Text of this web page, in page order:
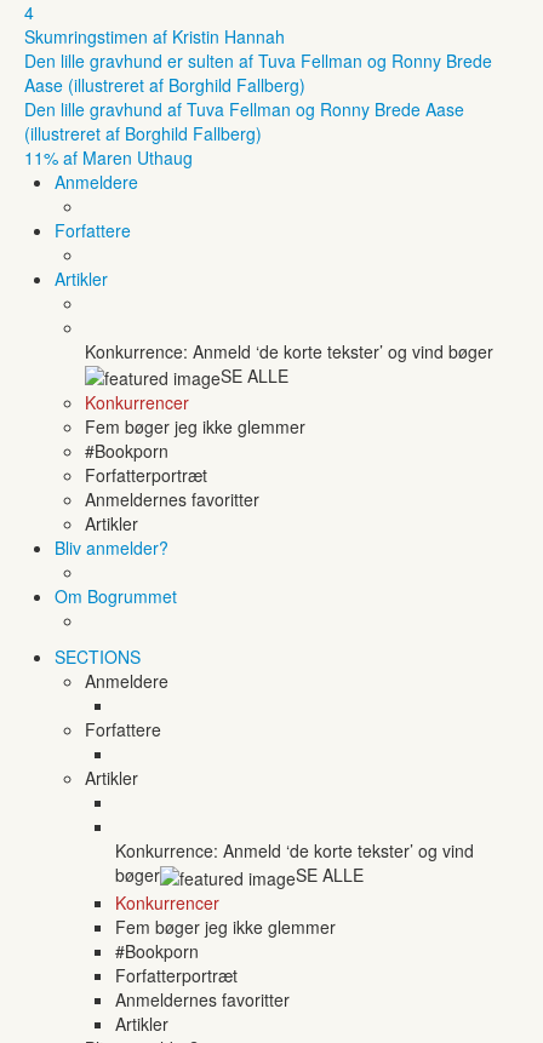
4
Skumringstimen af Kristin Hannah
Den lille gravhund er sulten af Tuva Fellman og Ronny Brede
Aase (illustreret af Borghild Fallberg)
Den lille gravhund af Tuva Fellman og Ronny Brede Aase
(illustreret af Borghild Fallberg)
11% af Maren Uthaug
Anmeldere
Forfattere
Artikler
Konkurrence: Anmeld ‘de korte tekster’ og vind bøger
SE ALLE
Konkurrencer
Fem bøger jeg ikke glemmer
#Bookporn
Forfatterportræt
Anmeldernes favoritter
Artikler
Bliv anmelder?
Om Bogrummet
SECTIONS
Anmeldere
Forfattere
Artikler
Konkurrence: Anmeld ‘de korte tekster’ og vind
bøger
SE ALLE
Konkurrencer
Fem bøger jeg ikke glemmer
#Bookporn
Forfatterportræt
Anmeldernes favoritter
Artikler